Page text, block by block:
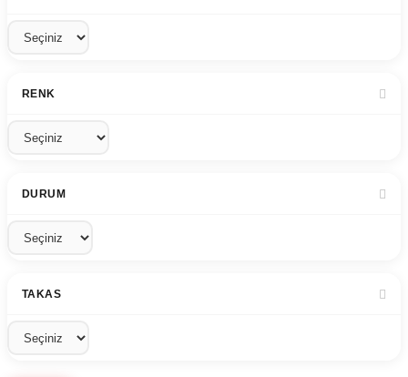
RENK
DURUM
TAKAS